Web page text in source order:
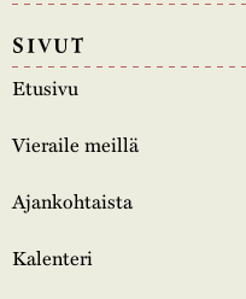
SIVUT
Etusivu
Vieraile meillä
Ajankohtaista
Kalenteri